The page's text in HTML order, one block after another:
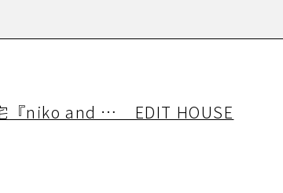
『niko and … EDIT HOUSE